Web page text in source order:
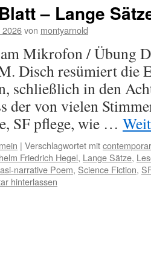
– Lange
2026von montyarnold
am Mikrofon / Übung
Disch resümiert die
schließlich in den
der von vielen
SF pflege, wie …
| Verschlagwortet mit
Friedrich Hegel, Lange Sätze,
narrative Poem, Science Fiction, SF
hinterlassen